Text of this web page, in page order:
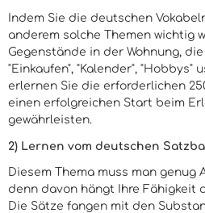
Indem Sie die deutschen
anderem solche Themen wichtig
Gegenstände in der Wohnung,
"Einkaufen", "Kalender", "Hobbys"
erlernen Sie die erforderlichen
einen erfolgreichen Start beim
gewährleisten.
2) Lernen vom deutschen
Diesem Thema muss man genug
denn davon hängt Ihre Fähigkeit
Die Sätze fangen mit den